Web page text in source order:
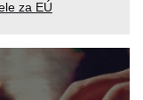
za EÚ